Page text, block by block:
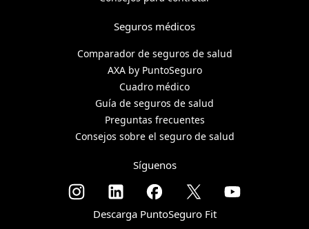
Seguros médicos
Comparador de seguros de salud
AXA by PuntoSeguro
Cuadro médico
Guía de seguros de salud
Preguntas frecuentes
Consejos sobre el seguro de salud
Síguenos
Descarga PuntoSeguro Fit